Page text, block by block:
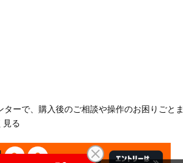
ターで、購入後のご相談や操作のお困りごと
見る